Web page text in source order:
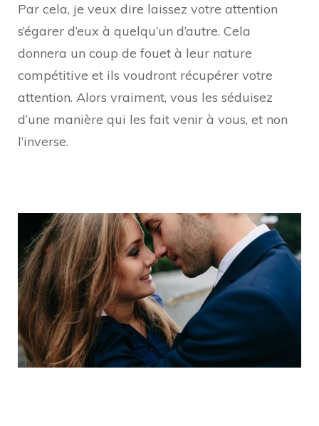
Par cela, je veux dire laissez votre attention
s’égarer d’eux à quelqu’un d’autre. Cela
donnera un coup de fouet à leur nature
compétitive et ils voudront récupérer votre
attention. Alors vraiment, vous les séduisez
d’une manière qui les fait venir à vous, et non
l’inverse.